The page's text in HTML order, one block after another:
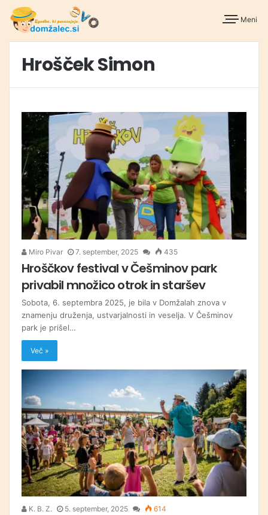
Meni
Hrošček Simon
Miro Pivar 7. september, 2025 435
Hroščkov festival v Češminov park
privabil množico otrok in staršev
Sobota, 6. septembra 2025, je bila v Domžalah znova v
znamenju druženja, ustvarjalnosti in veselja. V Češminov
park je prišel…
Več »
K. B. Z. 5. september, 2025 614